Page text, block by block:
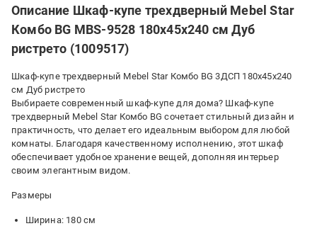
Описание Шкаф-купе трехдверный Mebel Star
Комбо BG MBS-9528 180х45х240 см Дуб
ристрето (1009517)
Шкаф-купе трехдверный Mebel Star Комбо BG 3ДСП 180x45x240
см Дуб ристрето
Выбираете современный шкаф-купе для дома? Шкаф-купе
трехдверный Mebel Star Комбо BG сочетает стильный дизайн и
практичность, что делает его идеальным выбором для любой
комнаты. Благодаря качественному исполнению, этот шкаф
обеспечивает удобное хранение вещей, дополняя интерьер
своим элегантным видом.
Размеры
Ширина: 180 см